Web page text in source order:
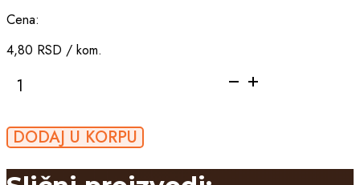
Cena:
4,80 RSD / kom.
PET
AMBALAŽA-
količina
DODAJ U KORPU